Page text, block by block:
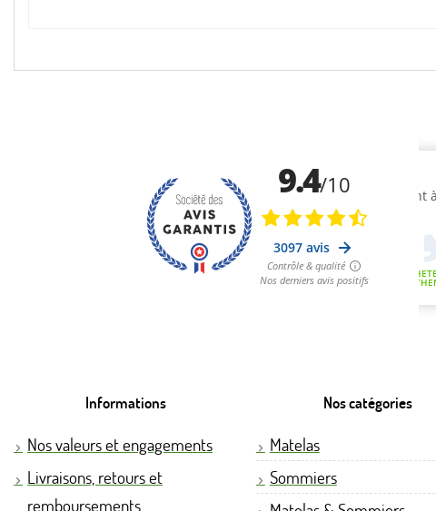
Informations
Nos valeurs et engagements
Livraisons, retours et
remboursements
Nos catégories
Matelas
Sommiers